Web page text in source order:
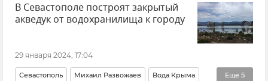
Минтруд РФ
В Севастополе построят закрытый
акведук от водохранилища к городу
29 января 2024, 17:04
Еще 5
Севастополь Михаил Развожаев Вода Крыма